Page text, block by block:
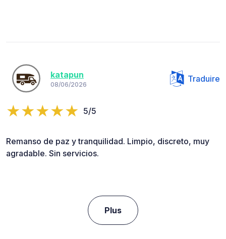
katapun
08/06/2026
Traduire
5/5
Remanso de paz y tranquilidad. Limpio, discreto, muy
agradable. Sin servicios.
Plus